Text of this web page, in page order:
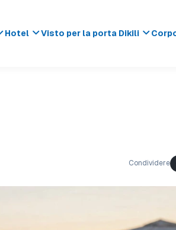
Hotel Visto per la porta Dikili
Condividere